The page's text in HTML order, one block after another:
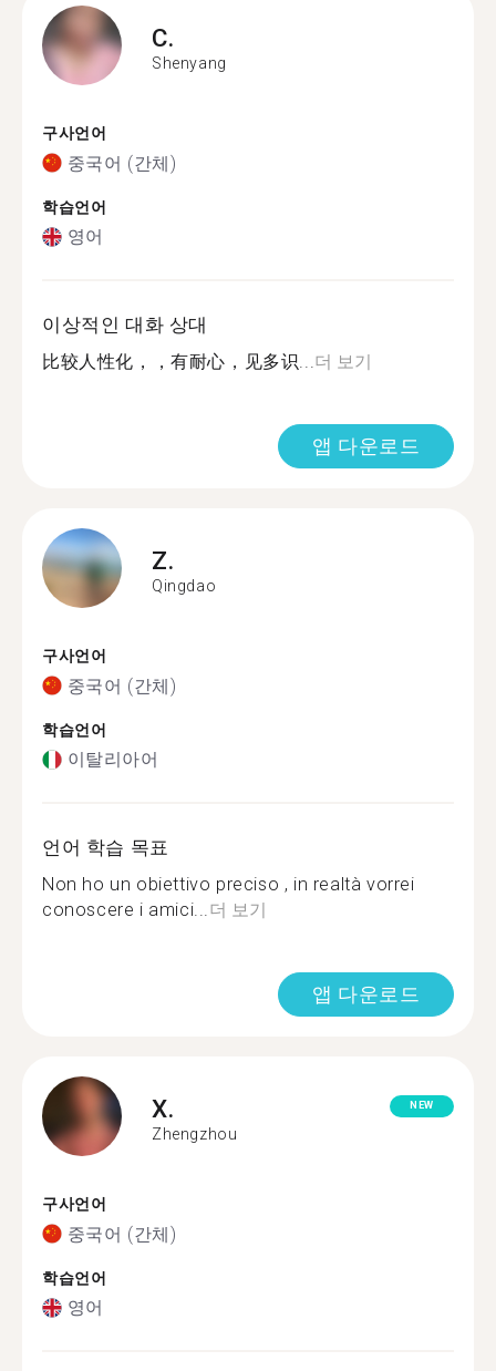
C.
Shenyang
구사언어
중국어 (간체)
학습언어
영어
이상적인 대화 상대
比较人性化，，有耐心，见多识...더 보기
앱 다운로드
Z.
Qingdao
구사언어
중국어 (간체)
학습언어
이탈리아어
언어 학습 목표
Non ho un obiettivo preciso , in realtà vorrei
conoscere i amici...더 보기
앱 다운로드
X.
Zhengzhou
NEW
구사언어
중국어 (간체)
학습언어
영어